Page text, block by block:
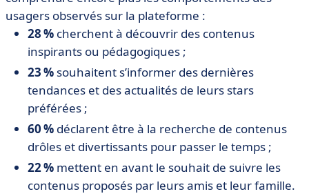
usagers observés sur la plateforme :
28 % cherchent à découvrir des contenus
inspirants ou pédagogiques ;
23 % souhaitent s’informer des dernières
tendances et des actualités de leurs stars
préférées ;
60 % déclarent être à la recherche de contenus
drôles et divertissants pour passer le temps ;
22 % mettent en avant le souhait de suivre les
contenus proposés par leurs amis et leur famille.